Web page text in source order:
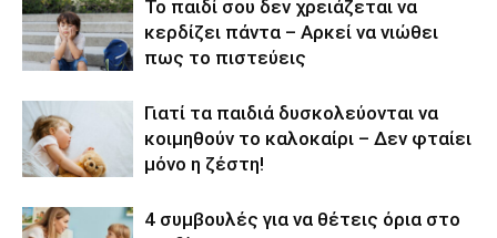
Το παιδί σου δεν χρειάζεται να
κερδίζει πάντα – Αρκεί να νιώθει
πως το πιστεύεις
Γιατί τα παιδιά δυσκολεύονται να
κοιμηθούν το καλοκαίρι – Δεν φταίει
μόνο η ζέστη!
4 συμβουλές για να θέτεις όρια στο